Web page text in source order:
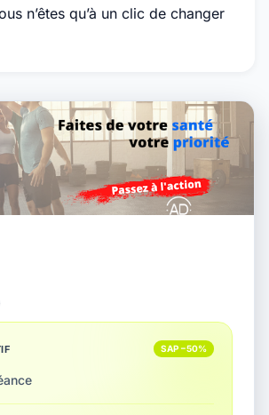
n’êtes qu’à un clic de changer
SAP −50%